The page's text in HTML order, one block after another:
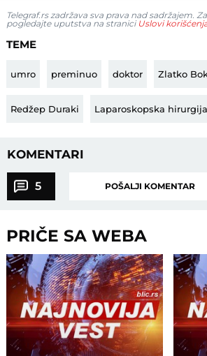
Telegraf.rs zadržava sva prava nad sadržajem.
pogledajte uputstva na stranici Uslovi
TEME
umro preminuo doktor Zlatko
Redžep Duraki Laparoskopska hirurgija
KOMENTARI
5 POŠALJI KOMENTAR
PRIČE SA WEBA